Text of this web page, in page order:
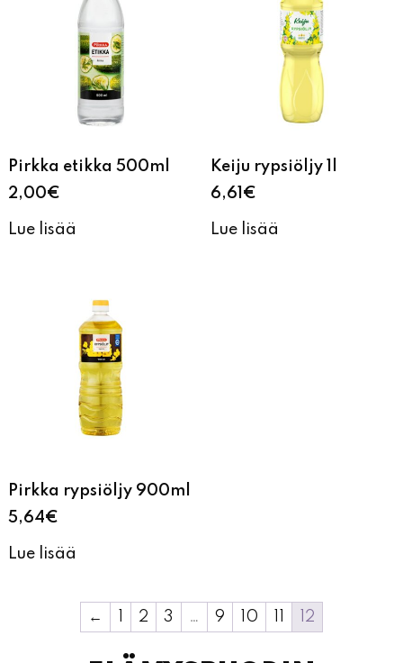
Pirkka etikka 500ml
2,00 €
Lue lisää
Keiju rypsiöljy 1l
6,61 €
Lue lisää
Pirkka rypsiöljy 900ml
5,64 €
Lue lisää
← 1 2 3 … 9 10 11 12